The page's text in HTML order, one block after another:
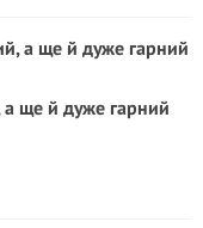
а ще й дуже гарний